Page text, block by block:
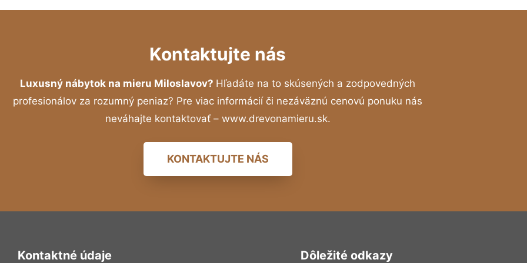
Kontaktujte nás
Luxusný nábytok na mieru Miloslavov? Hľadáte na to skúsených a zodpovedných
profesionálov za rozumný peniaz? Pre viac informácií či nezáväznú cenovú ponuku nás
neváhajte kontaktovať – www.drevonamieru.sk.
KONTAKTUJTE NÁS
Kontaktné údaje Dôležité odkazy